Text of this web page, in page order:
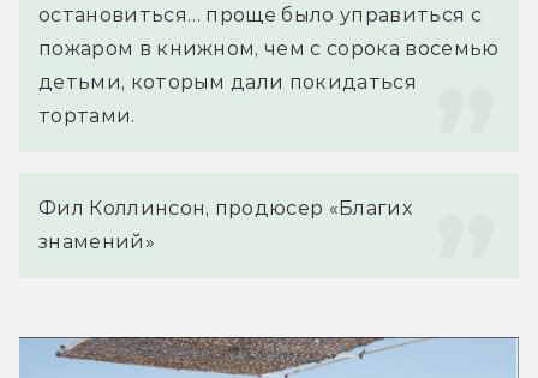
остановиться… проще было управиться с
пожаром в книжном, чем с сорока восемью
детьми, которым дали покидаться
тортами.
Фил Коллинсон, продюсер «Благих
знамений»